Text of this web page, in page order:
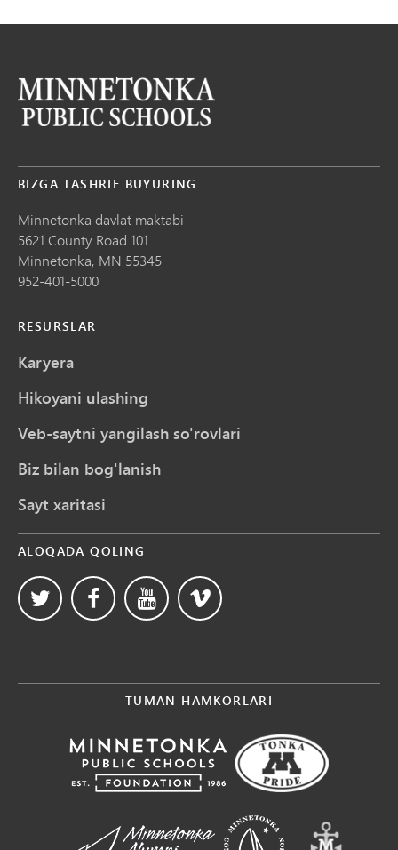
BIZGA TASHRIF BUYURING
Minnetonka davlat maktabi
5621 County Road 101
Minnetonka, MN 55345
952-401-5000
RESURSLAR
Karyera
Hikoyani ulashing
Veb-saytni yangilash so'rovlari
Biz bilan bog'lanish
Sayt xaritasi
ALOQADA QOLING
TUMAN HAMKORLARI